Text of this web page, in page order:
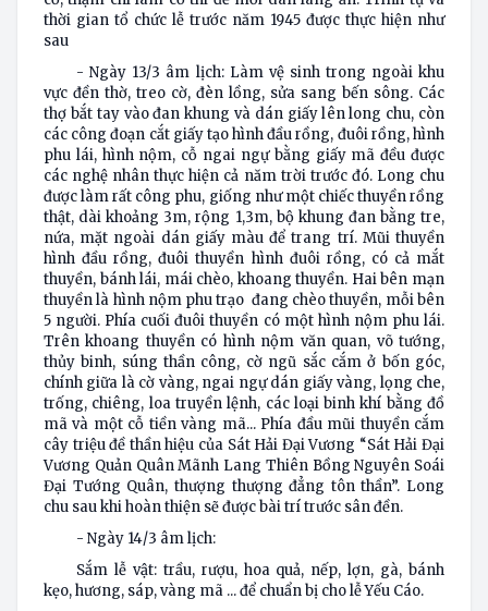
thời gian tổ chức lễ trước năm 1945 được thực hiện như
sau
- Ngày 13/3 âm lịch: Làm vệ sinh trong ngoài khu
vực đền thờ, treo cờ, đèn lồng, sửa sang bến sông. Các
thợ bắt tay vào đan khung và dán giấy lên long chu, còn
các công đoạn cắt giấy tạo hình đầu rồng, đuôi rồng, hình
phu lái, hình nộm, cỗ ngai ngự bằng giấy mã đều được
các nghệ nhân thực hiện cả năm trời trước đó. Long chu
được làm rất công phu, giống như một chiếc thuyền rồng
thật, dài khoảng 3m, rộng 1,3m, bộ khung đan bằng tre,
nứa, mặt ngoài dán giấy màu để trang trí. Mũi thuyền
hình đầu rồng, đuôi thuyền hình đuôi rồng, có cả mắt
thuyền, bánh lái, mái chèo, khoang thuyền. Hai bên mạn
thuyền là hình nộm phu trạo đang chèo thuyền, mỗi bên
5 người. Phía cuối đuôi thuyền có một hình nộm phu lái.
Trên khoang thuyền có hình nộm văn quan, võ tướng,
thủy binh, súng thần công, cờ ngũ sắc cắm ở bốn góc,
chính giữa là cờ vàng, ngai ngự dán giấy vàng, lọng che,
trống, chiêng, loa truyền lệnh, các loại binh khí bằng đồ
mã và một cỗ tiền vàng mã... Phía đầu mũi thuyền cắm
cây triệu đề thần hiệu của Sát Hải Đại Vương “Sát Hải Đại
Vương Quản Quân Mãnh Lang Thiên Bồng Nguyên Soái
Đại Tướng Quân, thượng thượng đẳng tôn thần”. Long
chu sau khi hoàn thiện sẽ được bài trí trước sân đền.
- Ngày 14/3 âm lịch:
Sắm lễ vật: trầu, rượu, hoa quả, nếp, lợn, gà, bánh
kẹo, hương, sáp, vàng mã ... để chuẩn bị cho lễ Yếu Cáo.